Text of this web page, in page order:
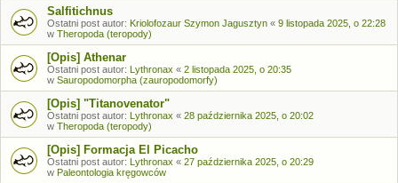
Salfitichnus
Ostatni post autor: Kriolofozaur Szymon Jagusztyn « 9 listopada 2025, o 22:28
w Theropoda (teropody)
[Opis] Athenar
Ostatni post autor: Lythronax « 2 listopada 2025, o 20:35
w Sauropodomorpha (zauropodomorfy)
[Opis] "Titanovenator"
Ostatni post autor: Lythronax « 28 października 2025, o 20:02
w Theropoda (teropody)
[Opis] Formacja El Picacho
Ostatni post autor: Lythronax « 27 października 2025, o 20:29
w Paleontologia kręgowców